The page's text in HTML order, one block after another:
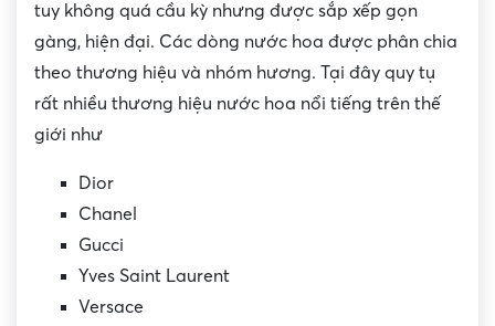
tuy không quá cầu kỳ nhưng được sắp xếp gọn
gàng, hiện đại. Các dòng nước hoa được phân chia
theo thương hiệu và nhóm hương. Tại đây quy tụ
rất nhiều thương hiệu nước hoa nổi tiếng trên thế
giới như
Dior
Chanel
Gucci
Yves Saint Laurent
Versace